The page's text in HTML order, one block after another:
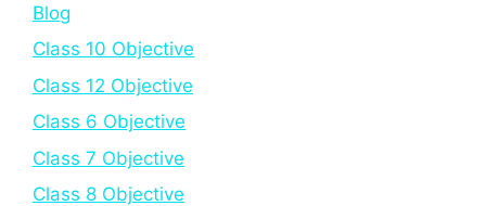
Blog
Class 10 Objective
Class 12 Objective
Class 6 Objective
Class 7 Objective
Class 8 Objective